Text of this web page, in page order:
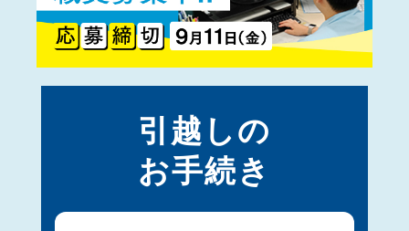
引越しの
お手続き